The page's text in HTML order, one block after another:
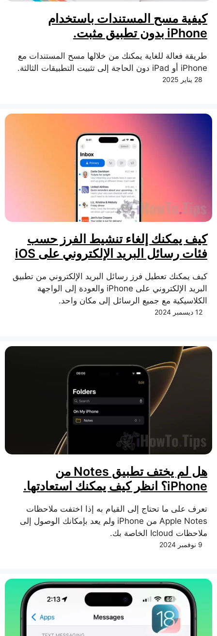
كيفية مسح المستندات باستخدام
iPhone بدون تطبيق مثبت.
طريقة فعالة للغاية يمكنك من خلالها مسح المستندات مع
iPhone أو iPad دون الحاجة إلى تثبيت التطبيقات الثالثة.
28 يناير 2025
كيف يمكنك إلغاء تنشيط الفرز حسب
فئات رسائل البريد الإلكتروني على iOS
كيف يمكنك تعطيل فرز رسائل البريد الإلكتروني من تطبيق
البريد الإلكتروني على iPhone والعودة إلى الواجهة
الكلاسيكية مع جميع الرسائل إلى مكان واحد.
12 ديسمبر 2024
هل لم يختف تطبيق Notes من
iPhone؟ انظر كيف يمكنك استعادتها.
تعرف على ما تحتاج إلى القيام به إذا اختفت ملاحظات
Apple Notes من iPhone ولم يعد بإمكانك الوصول إلى
ملاحظات Icloud الخاصة بك.
9 نوفمبر 2024